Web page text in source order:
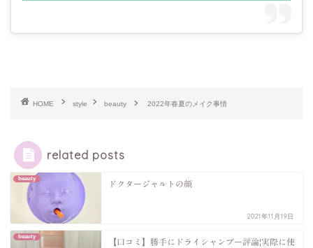
HOME style beauty 2022年春夏のメイク事情
related posts
beauty
ドクタージャルトの顔
2021年11月19日
beauty
【口コミ】勝手にドライシャンプー評論|実際に使